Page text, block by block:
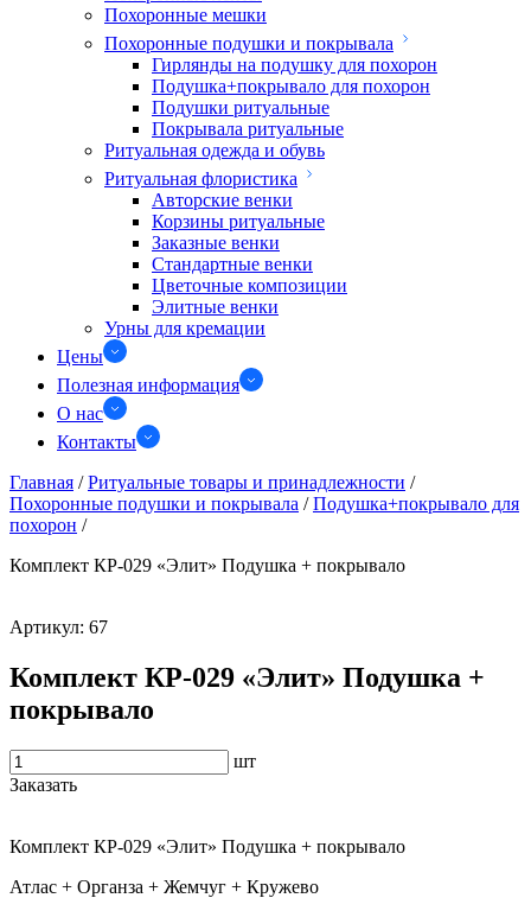
Похоронные мешки
Похоронные подушки и покрывала
Гирлянды на подушку для похорон
Подушка+покрывало для похорон
Подушки ритуальные
Покрывала ритуальные
Ритуальная одежда и обувь
Ритуальная флористика
Авторские венки
Корзины ритуальные
Заказные венки
Стандартные венки
Цветочные композиции
Элитные венки
Урны для кремации
Цены
Полезная информация
О нас
Контакты
Главная / Ритуальные товары и принадлежности /
Похоронные подушки и покрывала / Подушка+покрывало для
похорон /
Комплект КР-029 «Элит» Подушка + покрывало
Артикул: 67
Комплект КР-029 «Элит» Подушка +
покрывало
шт
Заказать
Комплект КР-029 «Элит» Подушка + покрывало
Атлас + Органза + Жемчуг + Кружево